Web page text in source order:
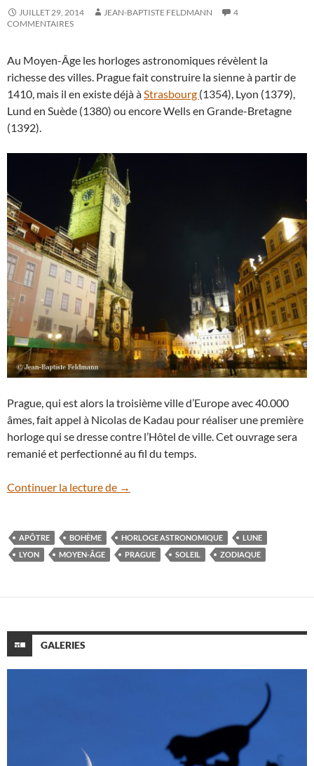
JUILLET 29, 2014 JEAN-BAPTISTE FELDMANN
4
COMMENTAIRES
Au Moyen-Âge les horloges astronomiques révèlent la
richesse des villes. Prague fait construire la sienne à partir de
1410, mais il en existe déjà à Strasbourg (1354), Lyon (1379),
Lund en Suède (1380) ou encore Wells en Grande-Bretagne
(1392).
Prague, qui est alors la troisième ville d’Europe avec 40.000
âmes, fait appel à Nicolas de Kadau pour réaliser une première
horloge qui se dresse contre l’Hôtel de ville. Cet ouvrage sera
remanié et perfectionné au fil du temps.
Continuer la lecture de L’horloge astronomique de Prague
→
APÔTRE BOHÈME HORLOGE ASTRONOMIQUE
LUNE
LYON
MOYEN-ÂGE PRAGUE SOLEIL ZODIAQUE
GALERIES